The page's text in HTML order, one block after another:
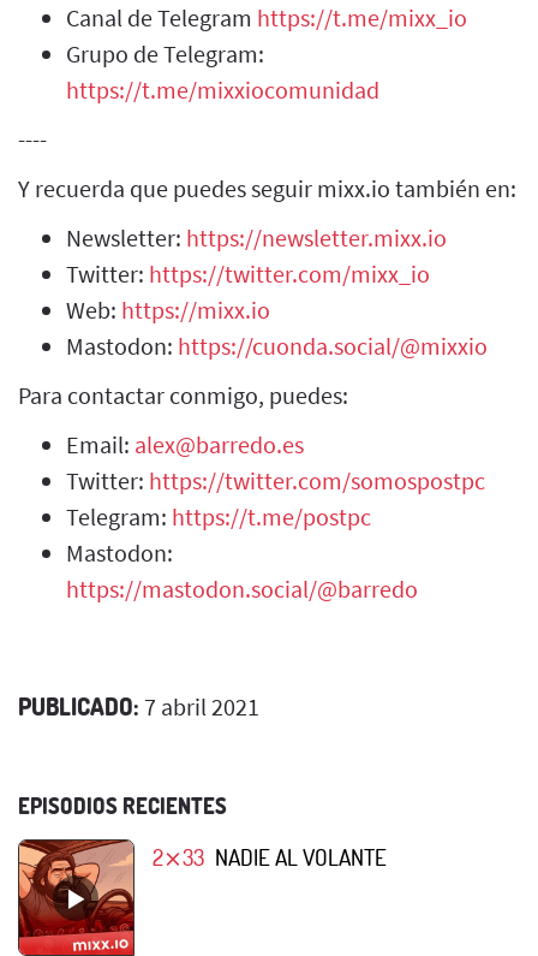
Canal de Telegram https://t.me/mixx_io
Grupo de Telegram:
https://t.me/mixxiocomunidad
----
Y recuerda que puedes seguir mixx.io también en:
Newsletter: https://newsletter.mixx.io
Twitter: https://twitter.com/mixx_io
Web: https://mixx.io
Mastodon: https://cuonda.social/@mixxio
Para contactar conmigo, puedes:
Email: alex@barredo.es
Twitter: https://twitter.com/somospostpc
Telegram: https://t.me/postpc
Mastodon:
https://mastodon.social/@barredo
PUBLICADO: 7 abril 2021
EPISODIOS RECIENTES
2⨯33 NADIE AL VOLANTE